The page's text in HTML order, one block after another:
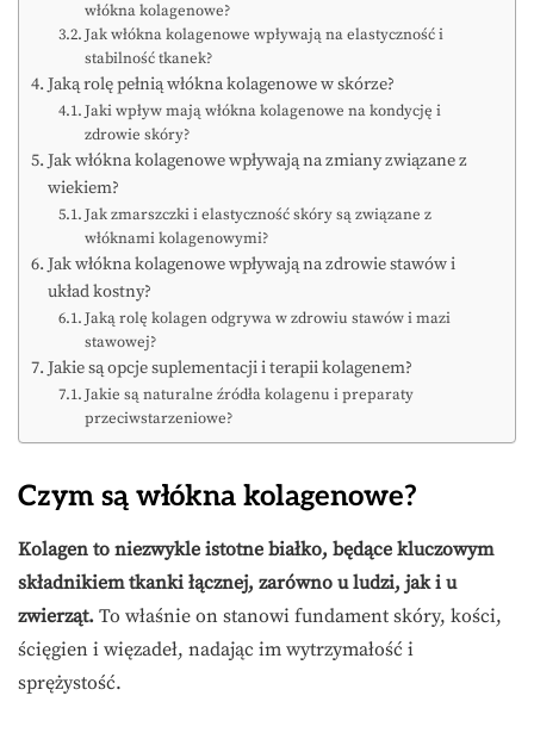
włókna kolagenowe?
Jak włókna kolagenowe wpływają na elastyczność i
stabilność tkanek?
Jaką rolę pełnią włókna kolagenowe w skórze?
Jaki wpływ mają włókna kolagenowe na kondycję i
zdrowie skóry?
Jak włókna kolagenowe wpływają na zmiany związane z
wiekiem?
Jak zmarszczki i elastyczność skóry są związane z
włóknami kolagenowymi?
Jak włókna kolagenowe wpływają na zdrowie stawów i
układ kostny?
Jaką rolę kolagen odgrywa w zdrowiu stawów i mazi
stawowej?
Jakie są opcje suplementacji i terapii kolagenem?
Jakie są naturalne źródła kolagenu i preparaty
przeciwstarzeniowe?
Czym są włókna kolagenowe?
Kolagen to niezwykle istotne białko, będące kluczowym
składnikiem tkanki łącznej, zarówno u ludzi, jak i u
zwierząt. To właśnie on stanowi fundament skóry, kości,
ścięgien i więzadeł, nadając im wytrzymałość i
sprężystość.